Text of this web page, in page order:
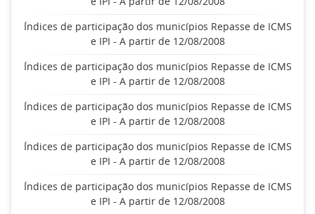
Índices de participação dos municípios Repasse de ICMS
e IPI - A partir de 12/08/2008
Índices de participação dos municípios Repasse de ICMS
e IPI - A partir de 12/08/2008
Índices de participação dos municípios Repasse de ICMS
e IPI - A partir de 12/08/2008
Índices de participação dos municípios Repasse de ICMS
e IPI - A partir de 12/08/2008
Índices de participação dos municípios Repasse de ICMS
e IPI - A partir de 12/08/2008